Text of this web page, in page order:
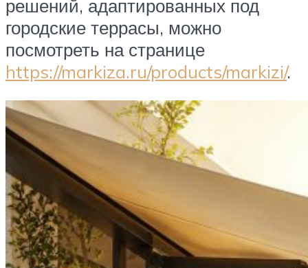
решений, адаптированных под
городские террасы, можно
посмотреть на странице
https://markiza.ru/products/markizi/.